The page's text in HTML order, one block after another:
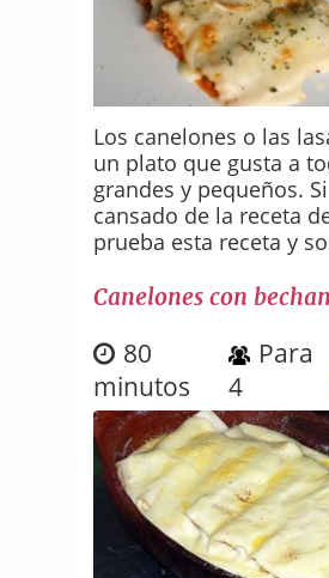
Los canelones o las
un plato que gusta a
grandes y pequeños.
cansado de la receta
prueba esta receta y
Canelones con
80
minutos
Para
4